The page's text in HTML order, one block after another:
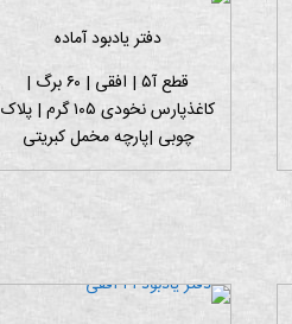
دفتر یادبود آماده
قطع آ۵ | افقی | ۶۰ برگ |
کاغذپارس نخودی ۱۰۵ گرم | پلاک
چوبی |پارچه مخمل کبریتی